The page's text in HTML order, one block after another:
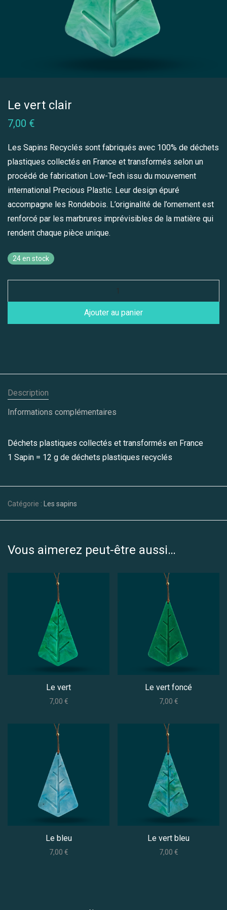
Le vert clair
7,00 €
Les Sapins Recyclés sont fabriqués avec 100% de déchets
plastiques collectés en France et transformés selon un
procédé de fabrication Low-Tech issu du mouvement
international Precious Plastic. Leur design épuré
accompagne les Rondebois. L’originalité de l’ornement est
renforcé par les marbrures imprévisibles de la matière qui
rendent chaque pièce unique.
24 en stock
Ajouter au panier
Description
Informations complémentaires
Déchets plastiques collectés et transformés en France
1 Sapin = 12 g de déchets plastiques recyclés
Catégorie : Les sapins
Vous aimerez peut-être aussi…
Le vert
7,00 €
Le vert foncé
7,00 €
Le bleu
7,00 €
Le vert bleu
7,00 €